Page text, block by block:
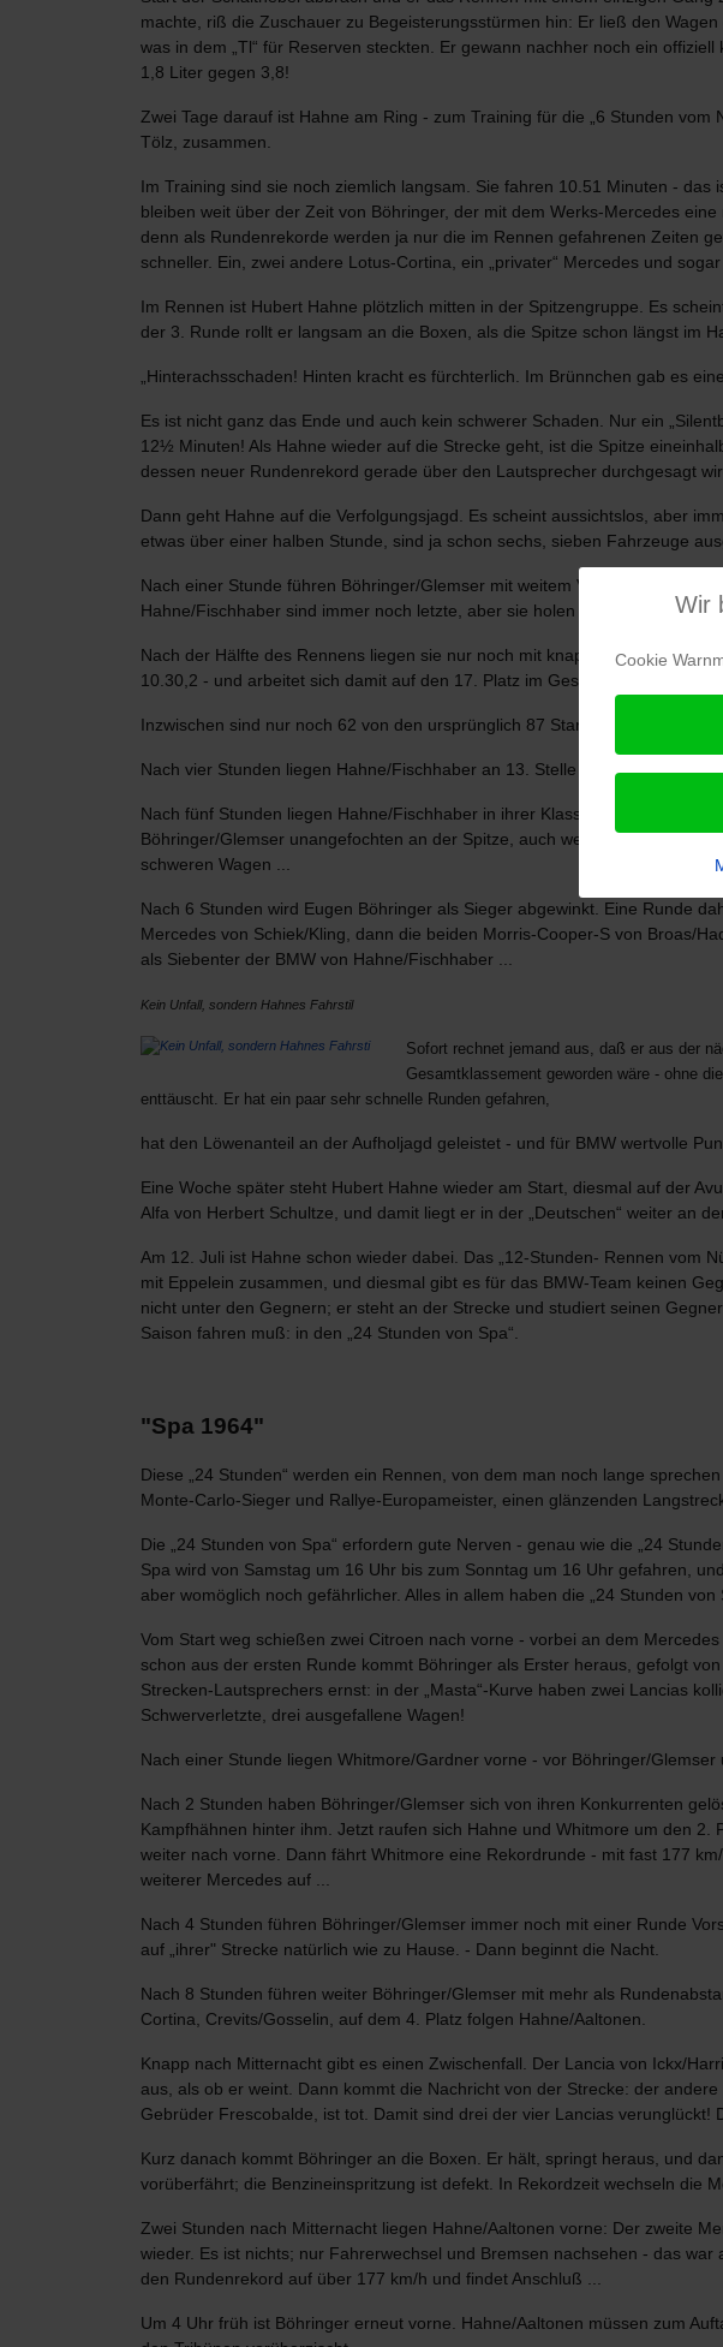
machte, riß die Zuschauer zu Begeisterungsstürmen hin: Er ließ den
was in dem „Tl“ für Reserven steckten. Er gewann nachher noch ein
1,8 Liter gegen 3,8!
Zwei Tage darauf ist Hahne am Ring - zum Training für die „6 Stunden
Tölz, zusammen.
Im Training sind sie noch ziemlich langsam. Sie fahren 10.51 Minuten -
bleiben weit über der Zeit von Böhringer, der mit dem Werks-Mercedes
denn als Rundenrekorde werden ja nur die im Rennen gefahrenen Zeiten
schneller. Ein, zwei andere Lotus-Cortina, ein „privater“ Mercedes und
Im Rennen ist Hubert Hahne plötzlich mitten in der Spitzengruppe. Es
der 3. Runde rollt er langsam an die Boxen, als die Spitze schon längst im
„Hinterachsschaden! Hinten kracht es fürchterlich. Im Brünnchen gab es
Es ist nicht ganz das Ende und auch kein schwerer Schaden. Nur ein
12½ Minuten! Als Hahne wieder auf die Strecke geht, ist die Spitze
dessen neuer Rundenrekord gerade über den Lautsprecher durchgesagt
Dann geht Hahne auf die Verfolgungsjagd. Es scheint aussichtslos, aber
etwas über einer halben Stunde, sind ja schon sechs, sieben Fahrzeuge
Nach einer Stunde führen Böhringer/Glemser mit weitem Vorsprung vor
Hahne/Fischhaber sind immer noch letzte, aber sie holen auf.
Nach der Hälfte des Rennens liegen sie nur noch mit knapp über drei
10.30,2 - und arbeitet sich damit auf den 17. Platz im Gesamtklassement vor.
Inzwischen sind nur noch 62 von den ursprünglich 87 Startern im Rennen ...
Nach vier Stunden liegen Hahne/Fischhaber an 13. Stelle im
Nach fünf Stunden liegen Hahne/Fischhaber in ihrer Klasse an 1. Stelle!
Böhringer/Glemser unangefochten an der Spitze, auch wenn inzwischen
schweren Wagen ...
Nach 6 Stunden wird Eugen Böhringer als Sieger abgewinkt. Eine Runde
Mercedes von Schiek/Kling, dann die beiden Morris-Cooper-S von Broas/
als Siebenter der BMW von Hahne/Fischhaber ...
Kein Unfall, sondern Hahnes Fahrstil
Sofort rechnet jemand aus, daß er aus der
Gesamtklassement geworden wäre - ohne
enttäuscht. Er hat ein paar sehr schnelle Runden gefahren,
hat den Löwenanteil an der Aufholjagd geleistet - und für BMW wertvolle
Eine Woche später steht Hubert Hahne wieder am Start, diesmal auf der
Alfa von Herbert Schultze, und damit liegt er in der „Deutschen“ weiter an der
Am 12. Juli ist Hahne schon wieder dabei. Das „12-Stunden- Rennen vom
mit Eppelein zusammen, und diesmal gibt es für das BMW-Team keinen
nicht unter den Gegnern; er steht an der Strecke und studiert seinen
Saison fahren muß: in den „24 Stunden von Spa“.
"Spa 1964"
Diese „24 Stunden“ werden ein Rennen, von dem man noch lange
Monte-Carlo-Sieger und Rallye-Europameister, einen glänzenden
Die „24 Stunden von Spa“ erfordern gute Nerven - genau wie die „24
Spa wird von Samstag um 16 Uhr bis zum Sonntag um 16 Uhr gefahren,
aber womöglich noch gefährlicher. Alles in allem haben die „24 Stunden
Vom Start weg schießen zwei Citroen nach vorne - vorbei an dem
schon aus der ersten Runde kommt Böhringer als Erster heraus, gefolgt
Strecken-Lautsprechers ernst: in der „Masta“-Kurve haben zwei Lancias
Schwerverletzte, drei ausgefallene Wagen!
Nach einer Stunde liegen Whitmore/Gardner vorne - vor Böhringer/Glemser
Nach 2 Stunden haben Böhringer/Glemser sich von ihren Konkurrenten
Kampfhähnen hinter ihm. Jetzt raufen sich Hahne und Whitmore um den
weiter nach vorne. Dann fährt Whitmore eine Rekordrunde - mit fast 177
weiterer Mercedes auf ...
Nach 4 Stunden führen Böhringer/Glemser immer noch mit einer Runde
auf „ihrer" Strecke natürlich wie zu Hause. - Dann beginnt die Nacht.
Nach 8 Stunden führen weiter Böhringer/Glemser mit mehr als
Cortina, Crevits/Gosselin, auf dem 4. Platz folgen Hahne/Aaltonen.
Knapp nach Mitternacht gibt es einen Zwischenfall. Der Lancia von Ickx/
aus, als ob er weint. Dann kommt die Nachricht von der Strecke: der
Gebrüder Frescobalde, ist tot. Damit sind drei der vier Lancias verunglückt!
Kurz danach kommt Böhringer an die Boxen. Er hält, springt heraus, und
vorüberfährt; die Benzineinspritzung ist defekt. In Rekordzeit wechseln die
Zwei Stunden nach Mitternacht liegen Hahne/Aaltonen vorne: Der zweite
wieder. Es ist nichts; nur Fahrerwechsel und Bremsen nachsehen - das
den Rundenrekord auf über 177 km/h und findet Anschluß ...
Um 4 Uhr früh ist Böhringer erneut vorne. Hahne/Aaltonen müssen zum
Wir
Cookie